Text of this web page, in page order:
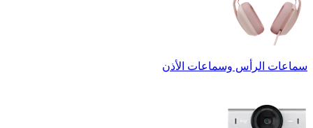
سماعات الرأس وسماعات الأذن